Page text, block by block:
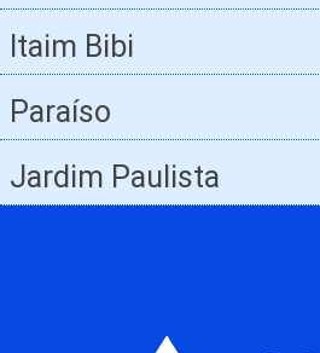
Itaim Bibi
Paraíso
Jardim Paulista